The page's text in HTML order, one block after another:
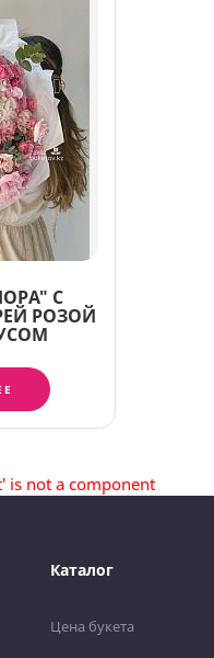
С
РОЗОЙ
is not a component
Каталог
Цена букета